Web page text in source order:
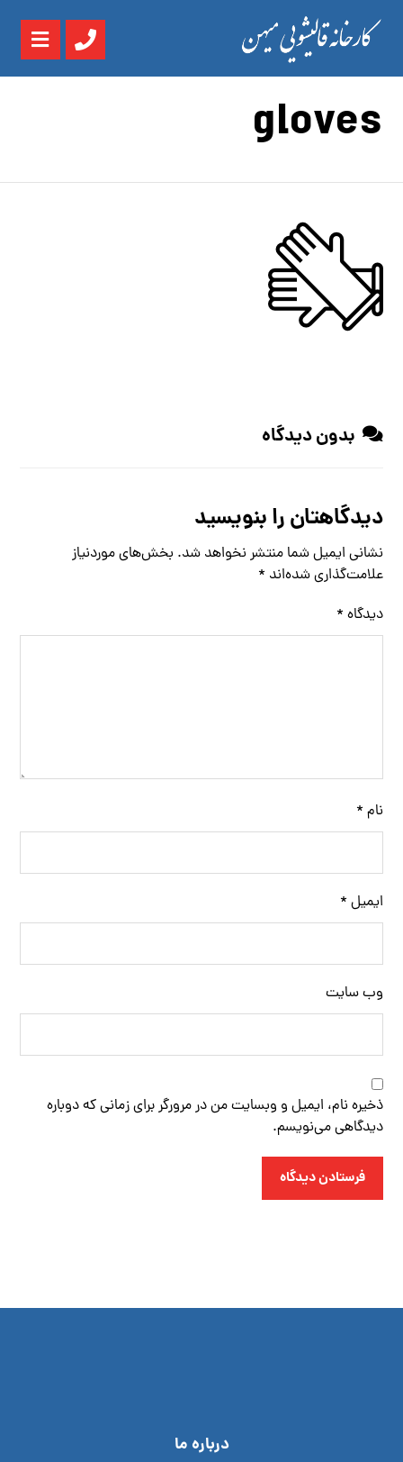
gloves
بدون دیدگاه
دیدگاهتان را بنویسید
نشانی ایمیل شما منتشر نخواهد شد. بخش‌های موردنیاز
علامت‌گذاری شده‌اند *
دیدگاه *
نام *
ایمیل *
وب‌ سایت
ذخیره نام، ایمیل و وبسایت من در مرورگر برای زمانی که دوباره
دیدگاهی می‌نویسم.
فرستادن دیدگاه
درباره ما